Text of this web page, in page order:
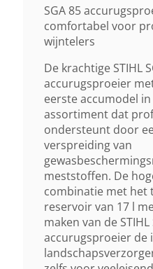
SGA 85
comfortabel voor
wijntelers
De krachtige STIHL
accurugsproeier
eerste accumodel in
assortiment dat
ondersteunt door
verspreiding van
meststoffen. De
combinatie met het
reservoir van 17 l
maken van de STIHL
accurugsproeier de
Exclusief Accu En
Gewicht (droog)
6,2 Kg
Inhoud Reservoir
17 L
Min. Waterdebiet
1.5 L/min
Max. Waterdebiet
3.1 L/min